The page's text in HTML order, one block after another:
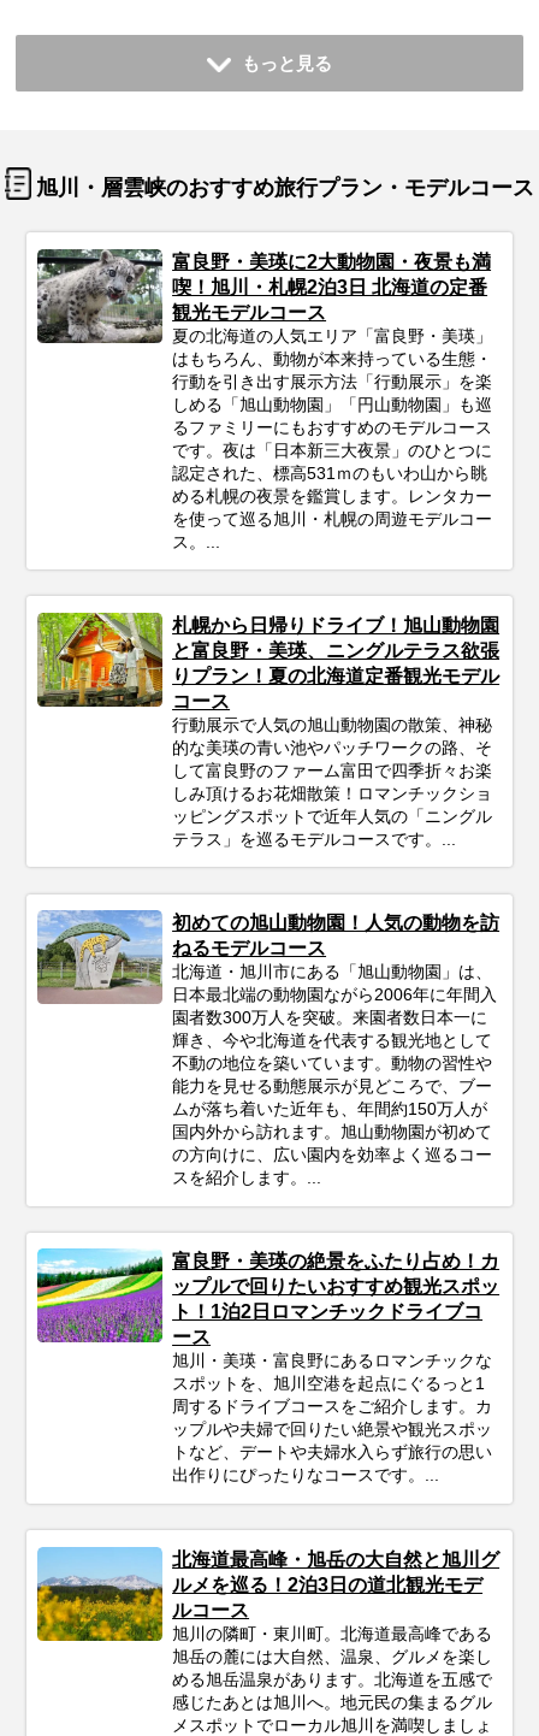
もっと見る
旭川・層雲峡のおすすめ旅行プラン・モデルコース
富良野・美瑛に2大動物園・夜景も満
喫！旭川・札幌2泊3日 北海道の定番
観光モデルコース
夏の北海道の人気エリア「富良野・美瑛」
はもちろん、動物が本来持っている生態・
行動を引き出す展示方法「行動展示」を楽
しめる「旭山動物園」「円山動物園」も巡
るファミリーにもおすすめのモデルコース
です。夜は「日本新三大夜景」のひとつに
認定された、標高531ｍのもいわ山から眺
める札幌の夜景を鑑賞します。レンタカー
を使って巡る旭川・札幌の周遊モデルコー
ス。...
札幌から日帰りドライブ！旭山動物園
と富良野・美瑛、ニングルテラス欲張
りプラン！夏の北海道定番観光モデル
コース
行動展示で人気の旭山動物園の散策、神秘
的な美瑛の青い池やパッチワークの路、そ
して富良野のファーム富田で四季折々お楽
しみ頂けるお花畑散策！ロマンチックショ
ッピングスポットで近年人気の「ニングル
テラス」を巡るモデルコースです。...
初めての旭山動物園！人気の動物を訪
ねるモデルコース
北海道・旭川市にある「旭山動物園」は、
日本最北端の動物園ながら2006年に年間入
園者数300万人を突破。来園者数日本一に
輝き、今や北海道を代表する観光地として
不動の地位を築いています。動物の習性や
能力を見せる動態展示が見どころで、ブー
ムが落ち着いた近年も、年間約150万人が
国内外から訪れます。旭山動物園が初めて
の方向けに、広い園内を効率よく巡るコー
スを紹介します。...
富良野・美瑛の絶景をふたり占め！カ
ップルで回りたいおすすめ観光スポッ
ト！1泊2日ロマンチックドライブコ
ース
旭川・美瑛・富良野にあるロマンチックな
スポットを、旭川空港を起点にぐるっと1
周するドライブコースをご紹介します。カ
ップルや夫婦で回りたい絶景や観光スポッ
トなど、デートや夫婦水入らず旅行の思い
出作りにぴったりなコースです。...
北海道最高峰・旭岳の大自然と旭川グ
ルメを巡る！2泊3日の道北観光モデ
ルコース
旭川の隣町・東川町。北海道最高峰である
旭岳の麓には大自然、温泉、グルメを楽し
める旭岳温泉があります。北海道を五感で
感じたあとは旭川へ。地元民の集まるグル
メスポットでローカル旭川を満喫しましょ